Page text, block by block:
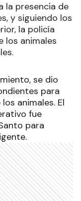
la presencia de
y siguiendo los
la policía
los animales
se dio
para
animales. El
fue
para